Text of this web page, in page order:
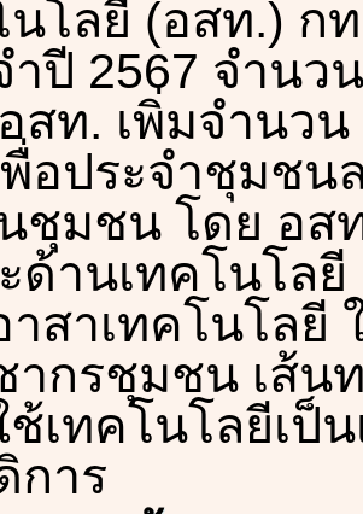
นโลยี (อสท.) ก
ำปี 2567 จำนว
สท. เพิ่มจำนว
อประจำชุมชน
ชุมชน โดย อส
ด้านเทคโนโลยี
าสาเทคโนโลยี
ากรชุมชน เส้น
ช้เทคโนโลยีเป็
การ